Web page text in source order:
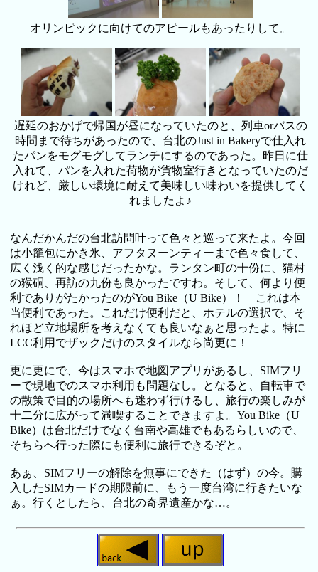
オリンピックに向けてのアピールもあったりして。
遅延のおかげで帰国が昼になっていたのと、列車orバスの
時間まで待ちがあったので、台北のJust in Bakeryで仕入れ
たパンをモグモグしてランチにするのであった。昨日に仕
入れて、パンを入れた荷物が貨物室行きとなっていたのだ
けれど、厳しい環境に耐えて美味しい味わいを提供してく
れましたよ♪
なんだかんだの台北訪問叶って色々と巡って来たよ。今回
は小籠包にかき氷、アフタヌーンティーまで色々食して、
広く浅く的な感じだったかな。ランタン町の十份に、猫村
の猴硐、再訪の九份も良かったですわ。そして、何より便
利でありがたかったのがYou Bike（U Bike）！ これは本
当便利であった。これだけ便利だと、ホテルの選択で、そ
れほど立地場所を考えなくても良いなぁと思ったよ。特に
LCC利用でザックだけのスタイルなら尚更に！
更に更にで、今はスマホで地図アプリがあるし、SIMフリ
ーで現地でのスマホ利用も問題なし。となると、自転車で
の散策で目的の場所へも迷わず行けるし、旅行の楽しみが
十二分に広がって満喫することできますよ。You Bike（U
Bike）は台北だけでなく台南や高雄でもあるらしいので、
そちらへ行った際にも便利に旅行できるぞと。
あぁ、SIMフリーの解除を無事にできた（はず）の今。購
入したSIMカードの期限前に、もう一度台湾に行きたいな
ぁ。行くとしたら、台北の奇界遺産かな…。